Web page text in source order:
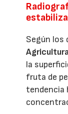
Según los
la
fruta de
tendencia